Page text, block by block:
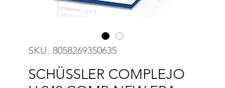
SKU: 8058269350635
SCHÜSSLER COMPLEJO